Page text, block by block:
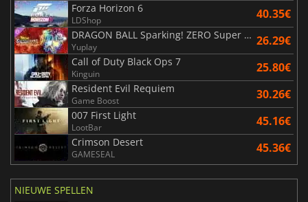
Forza Horizon 6
LDShop 40.35€
DRAGON BALL Sparking! ZERO Super Limit Breaking NEO
Yuplay 26.29€
Call of Duty Black Ops 7
Kinguin 25.80€
Resident Evil Requiem
Game Boost 30.26€
007 First Light
LootBar 45.16€
Crimson Desert
GAMESEAL 45.36€
NIEUWE SPELLEN